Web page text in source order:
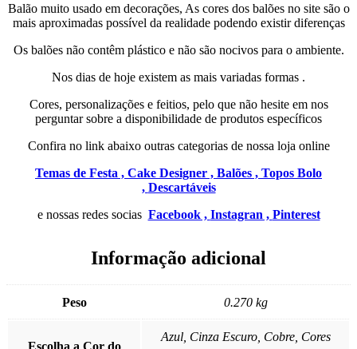
Balão muito usado em decorações, As cores dos balões no site são o
mais aproximadas possível da realidade podendo existir diferenças
Os balões não contêm plástico e não são nocivos para o ambiente.
Nos dias de hoje existem as mais variadas formas .
Cores, personalizações e feitios, pelo que não hesite em nos
perguntar sobre a disponibilidade de produtos específicos
Confira no link abaixo outras categorias de nossa loja online
Temas de Festa , Cake Designer , Balões , Topos Bolo
, Descartáveis
e nossas redes socias Facebook , Instagran , Pinterest
Informação adicional
Peso 0.270 kg
Azul, Cinza Escuro, Cobre, Cores